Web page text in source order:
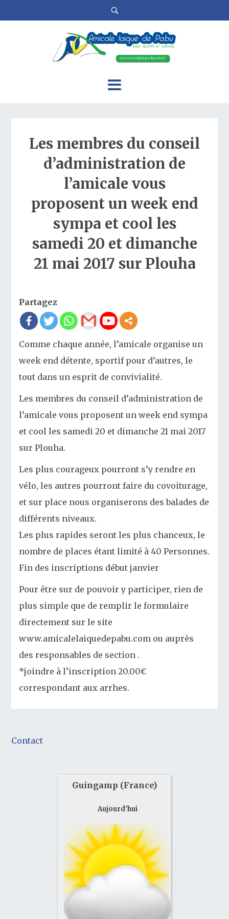
Les membres du conseil
d’administration de
l’amicale vous
proposent un week end
sympa et cool les
samedi 20 et dimanche
21 mai 2017 sur Plouha
Partagez
Comme chaque année, l’amicale organise un
week end détente, sportif pour d’autres, le
tout dans un esprit de convivialité.
Les membres du conseil d’administration de
l’amicale vous proposent un week end sympa
et cool les samedi 20 et dimanche 21 mai 2017
sur Plouha.
Les plus courageux pourront s’y rendre en
vélo, les autres pourront faire du covoiturage,
et sur place nous organiserons des balades de
différents niveaux.
Les plus rapides seront les plus chanceux, le
nombre de places étant limité à 40 Personnes.
Fin des inscriptions début janvier
Pour être sur de pouvoir y participer, rien de
plus simple que de remplir le formulaire
directement sur le site
www.amicalelaiquedepabu.com ou auprès
des responsables de section .
*joindre à l’inscription 20.00€
correspondant aux arrhes.
Contact
Guingamp (France)
Aujourd'hui